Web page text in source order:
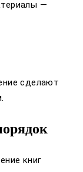
—
сделают
книг